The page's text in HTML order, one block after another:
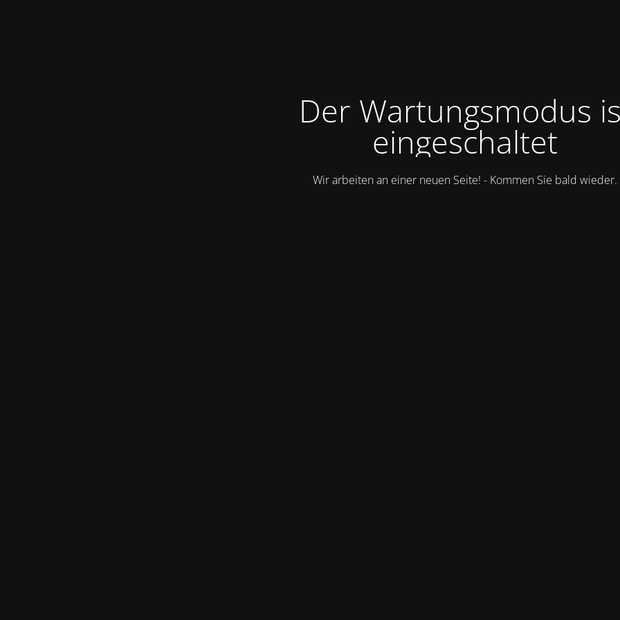
Der Wartungsmodus
eingeschaltet
Wir arbeiten an einer neuen Seite! - Kommen Sie bald wieder.